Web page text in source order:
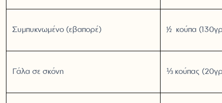
Συμπυκνωμένο (εβαπορέ) ½ κούπα
Γάλα σε σκόνη ⅓ κούπας